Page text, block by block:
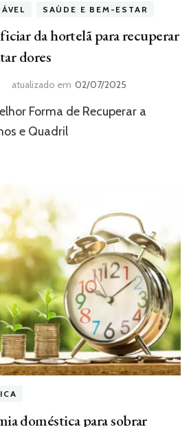
SAÚDE E BEM-ESTAR
da hortelã para recuperar
dores
atualizado em 02/07/2025
Forma de Recuperar a
e Quadril
doméstica para sobrar